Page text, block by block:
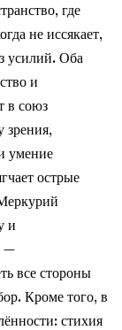
где
не иссякает,
усилий. Оба
и
в союз
зрения,
умение
острые
и
—
все стороны
Кроме того, в
стихия